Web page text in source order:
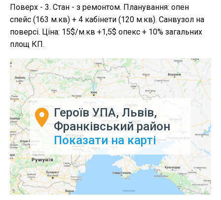
Поверх - 3. Стан - з ремонтом. Планування: опен
спейс (163 м.кв) + 4 кабінети (120 м.кв). Санвузол на
поверсі. Ціна: 15$/м.кв +1,5$ опекс + 10% загальних
площ КП.
Героїв УПА, Львів,
Франківський район
Показати на карті